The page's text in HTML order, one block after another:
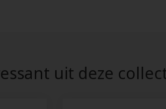
uit deze